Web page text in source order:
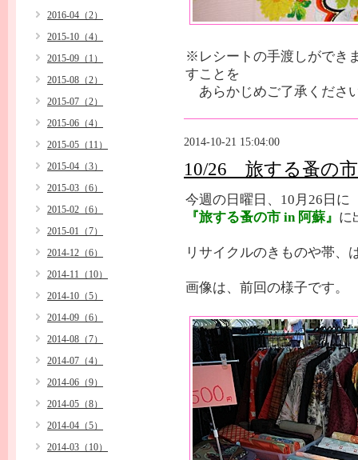
※レシートの手渡しができ
すことを
あらかじめご了承くださ
2014-10-21 15:04:00
10/26 旅する蚤の
今週の日曜日、10月26日に
『旅する蚤の市 in 阿蘇』 に
リサイクルのきものや帯、
画像は、前回の様子です。
2016-04（2）
2015-10（4）
2015-09（1）
2015-08（2）
2015-07（2）
2015-06（4）
2015-05（11）
2015-04（3）
2015-03（6）
2015-02（6）
2015-01（7）
2014-12（6）
2014-11（10）
2014-10（5）
2014-09（6）
2014-08（7）
2014-07（4）
2014-06（9）
2014-05（8）
2014-04（5）
2014-03（10）